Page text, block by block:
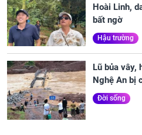
Hoài Linh,
bất ngờ
Hậu trường
Lũ bủa vây,
Nghệ An bị
Đời sống